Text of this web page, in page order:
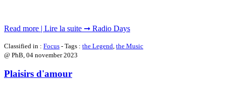
Read more | Lire la suite ➞ Radio Days
Classified in : Focus - Tags : the Legend the Music
@ PhB, 04 november 2023
Plaisirs d'amour